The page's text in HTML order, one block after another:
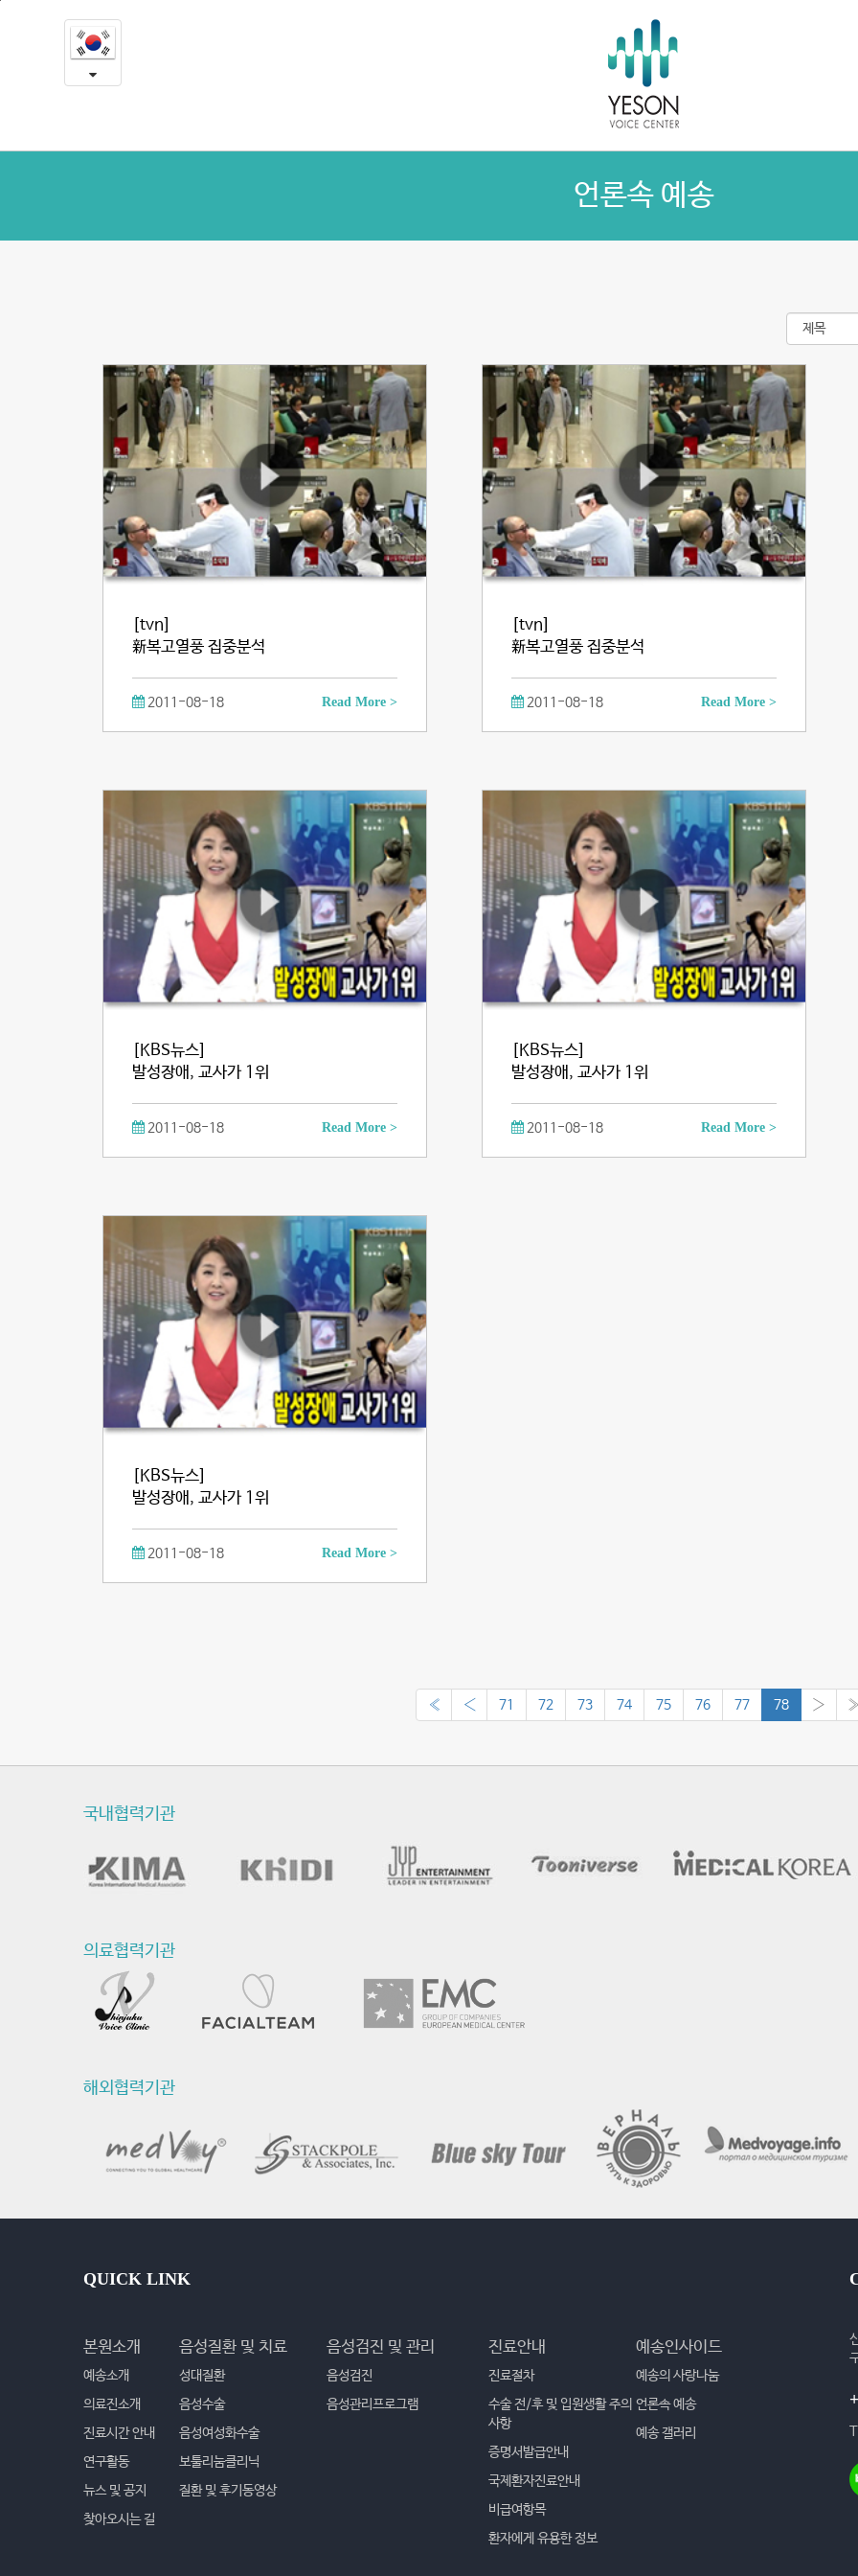
기
언론속 예송
[tvn]
新복고열풍 집중분석
2011-08-18 Read More >
[tvn]
新복고열풍 집중분석
2011-08-18 Read More >
[KBS뉴스]
발성장애, 교사가 1위
2011-08-18 Read More >
[KBS뉴스]
발성장애, 교사가 1위
2011-08-18 Read More >
[KBS뉴스]
발성장애, 교사가 1위
2011-08-18 Read More >
« ‹ 71 72 73 74 75 76 77 78 ›
국내협력기관
의료협력기관
해외협력기관
QUICK LINK
본원소개
예송소개
의료진소개
진료시간 안내
연구활동
뉴스 및 공지
찾아오시는 길
음성질환 및 치료
성대질환
음성수술
음성여성화수술
보툴리눔클리닉
질환 및 후기동영상
음성검진 및 관리
음성검진
음성관리프로그램
진료안내
진료절차
수술 전/후 및 입원생활 주의
사항
증명서발급안내
국제환자진료안내
비급여항목
환자에게 유용한 정보
예송인사이드
예송의 사랑나눔
언론속 예송
예송 갤러리